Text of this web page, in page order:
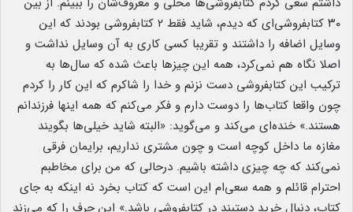
۳۰ کتابفروشی‌ای که دیدم، شاید فقط ۲ کتابفروشی بودند که این
وسایل اضافه را داشتند و تقریبا کسی کاری به آن وسایل نداشت و
اصلا نگاه هم نمی‌کرد، همه این چیزها باعث شده که سال‌ها به
ترکیب این کتابفروشی دست نزنم و خدا را شاکرم که این کار را کردم
چون واقعا کتاب‌ها را دوست دارم و فکر می‌کنم که همه اینها فرزندانم
هستند.» خنده‌ای می‌کند و می‌گوید: «البته شاید خیلی‌ها بگویند
مغازه ما داخل کوچه است و چون مشتری نداریم، برایمان فرقی
نمی‌کند که چه چیزی داشته باشیم. درحالی که من برای مخاطبم
احترام قائلم و همه سعی‌ام این است که کتاب بخرد نه اینکه به جای
کتاب، دنبال خرید دستبند در کتابفروشی باشد.» این حرف را که می‌زند